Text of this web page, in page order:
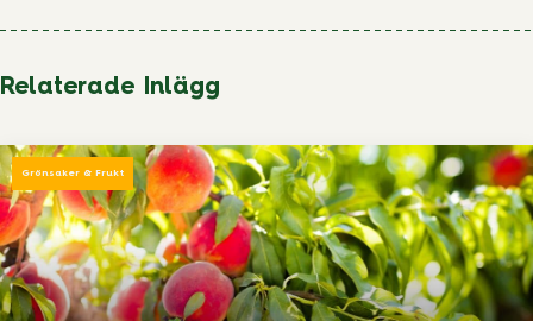
Relaterade Inlägg
Grönsaker & Frukt